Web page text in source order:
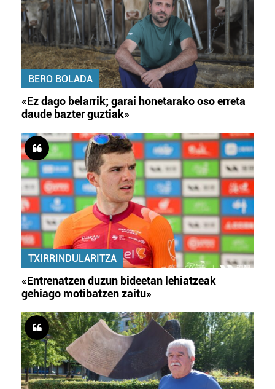
BERO BOLADA
«Ez dago belarrik; garai honetarako oso erreta
daude bazter guztiak»
TXIRRINDULARITZA
«Entrenatzen duzun bideetan lehiatzeak
gehiago motibatzen zaitu»